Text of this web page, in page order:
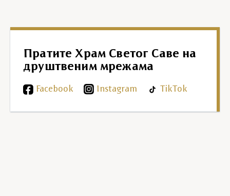
Пратите Храм Светог Саве на
друштвеним мрежама
Facebook Instagram TikTok